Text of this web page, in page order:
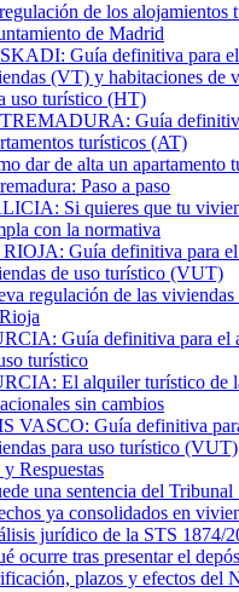
de los alojamientos
de Madrid
Guía definitiva para
(VT) y habitaciones de
uso turístico (HT)
Guía
turísticos (AT)
dar de alta un apartamento
Paso a paso
Si quieres que tu
con la normativa
Guía definitiva para
de uso turístico (VUT)
regulación de las viviendas
Guía definitiva para el
turístico
El alquiler turístico de
sin cambios
VASCO: Guía definitiva
para uso turístico (VUT)
Respuestas
una sentencia del
ya consolidados en
jurídico de la STS 1874/
ocurre tras presentar el
plazos y efectos del